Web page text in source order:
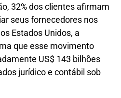
32% dos clientes afirmam
seus fornecedores nos
Estados Unidos, a
que esse movimento
US$ 143 bilhões
jurídico e contábil sob